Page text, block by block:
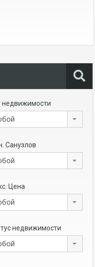
недвижимости
Санузлов
Цена
недвижимости